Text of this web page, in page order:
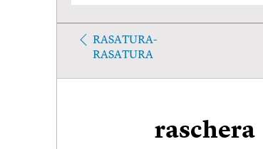
RASATURA-
RASATURA
raschera